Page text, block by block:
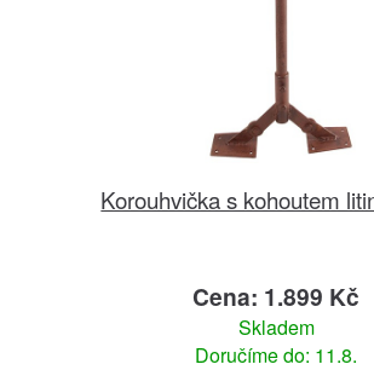
Korouhvička s kohoutem
Cena: 1.899 Kč
Skladem
Doručíme do: 11.8.